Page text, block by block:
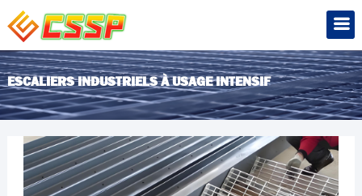
ESCALIERS INDUSTRIELS À USAGE INTENSIF